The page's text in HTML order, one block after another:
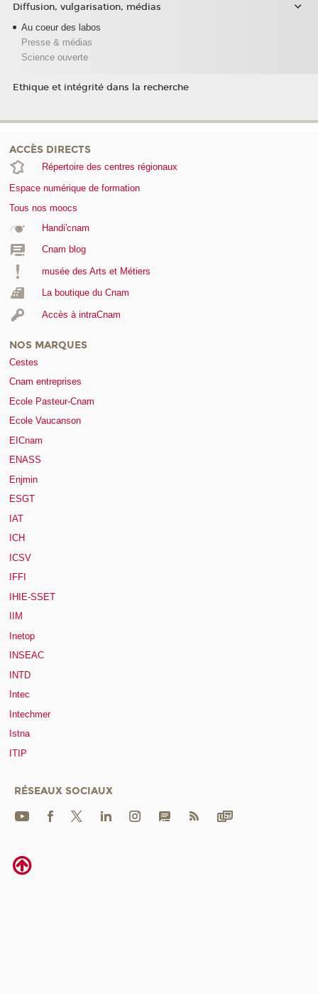
Diffusion, vulgarisation, médias
Au coeur des labos
Presse & médias
Science ouverte
Ethique et intégrité dans la recherche
ACCÈS DIRECTS
Répertoire des centres régionaux
Espace numérique de formation
Tous nos moocs
Handi'cnam
Cnam blog
musée des Arts et Métiers
La boutique du Cnam
Accès à intraCnam
NOS MARQUES
Cestes
Cnam entreprises
Ecole Pasteur-Cnam
Ecole Vaucanson
EICnam
ENASS
Enjmin
ESGT
IAT
ICH
ICSV
IFFI
IHIE-SSET
IIM
Inetop
INSEAC
INTD
Intec
Intechmer
Istna
ITIP
RÉSEAUX SOCIAUX